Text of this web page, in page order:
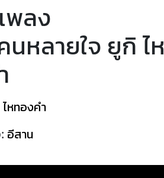
พลง
นหลายใจ ยูกิ ไห
หทองคำ
อีสาน